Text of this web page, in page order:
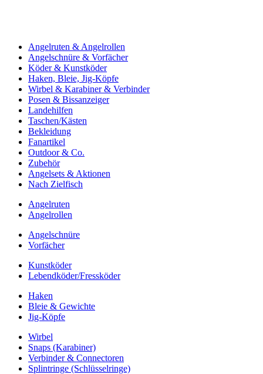
Angelruten & Angelrollen
Angelschnüre & Vorfächer
Köder & Kunstköder
Haken, Bleie, Jig-Köpfe
Wirbel & Karabiner & Verbinder
Posen & Bissanzeiger
Landehilfen
Taschen/Kästen
Bekleidung
Fanartikel
Outdoor & Co.
Zubehör
Angelsets & Aktionen
Nach Zielfisch
Angelruten
Angelrollen
Angelschnüre
Vorfächer
Kunstköder
Lebendköder/Fressköder
Haken
Bleie & Gewichte
Jig-Köpfe
Wirbel
Snaps (Karabiner)
Verbinder & Connectoren
Splintringe (Schlüsselringe)